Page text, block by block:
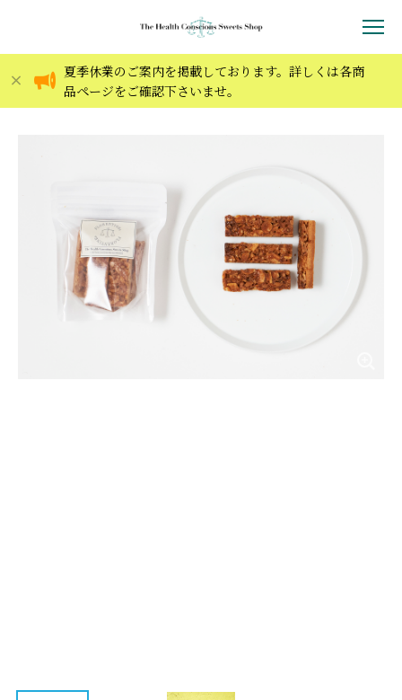
夏季休業のご案内を掲載しております。詳しくは各商
品ページをご確認下さいませ。